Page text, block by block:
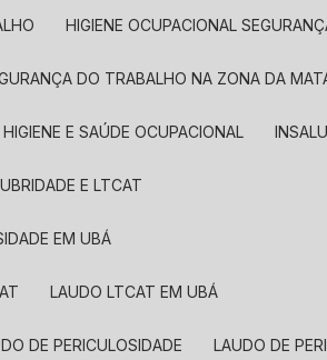
HIGIENE OCUPACIONAL
DO TRABALHO NA ZONA DA
HIGIENE E SAÚDE OCUPACIONAL
E LTCAT
EM UBÁ
LAUDO LTCAT EM UBÁ
DE PERICULOSIDADE LAUDO DE